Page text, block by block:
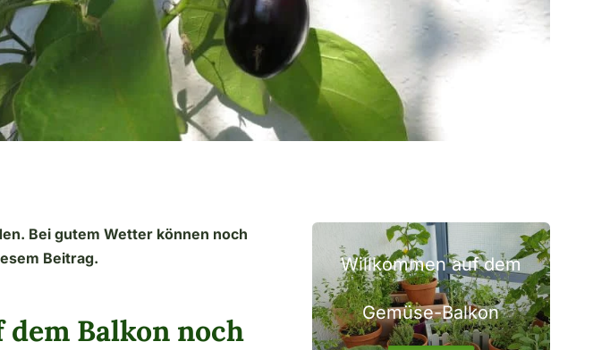
Bei gutem Wetter können noch
Beitrag.
Balkon noch
Willkommen auf dem
Gemüse-Balkon